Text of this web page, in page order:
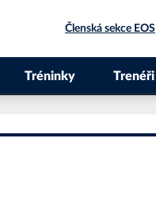
Členská sekce EOS
Tréninky Trenéři